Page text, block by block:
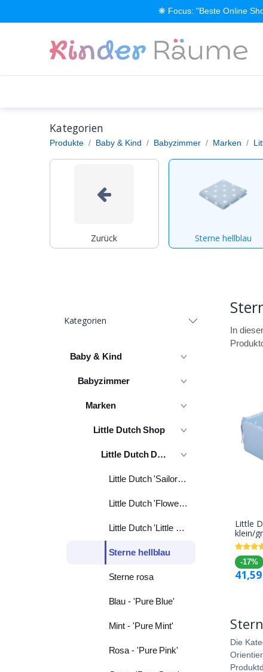
❋ Focus: "Beste Online
Kategorien
Produkte Baby & Kind Babyzimmer Marken
Zurück Sterne hellblau
Kategorien
Baby & Kind
Babyzimmer
Marken
Little Dutch Shop
Little Dutch Design
Little Dutch 'Sailors Bay'
Little Dutch 'Flowers & Butterflies'
Little Dutch 'Little Pink Flowers'
Sterne hellblau
Sterne rosa
Blau - 'Pure Blue'
Mint - 'Pure Mint'
Rosa - 'Pure Pink'
In
Little
klein/
-17%
41,59
Die